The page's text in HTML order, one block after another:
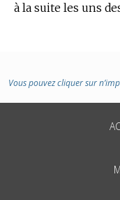
à la suite les uns
Vous pouvez cliquer sur